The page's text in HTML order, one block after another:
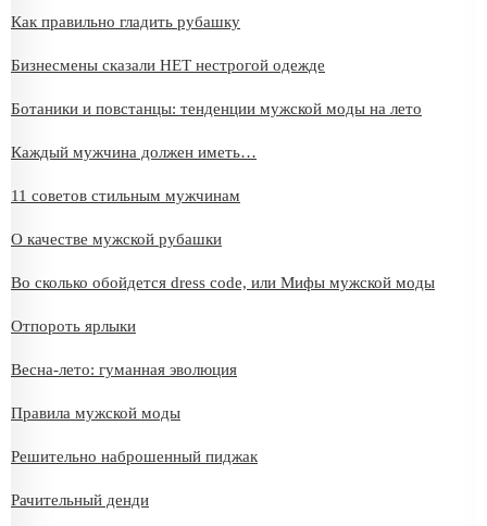
Как правильно гладить рубашку
Бизнесмены сказали НЕТ нестрогой одежде
Ботаники и повстанцы: тенденции мужской моды на лето
Каждый мужчина должен иметь…
11 советов стильным мужчинам
О качестве мужской рубашки
Во сколько обойдется dress code, или Мифы мужской моды
Отпороть ярлыки
Весна-лето: гуманная эволюция
Правила мужской моды
Решительно наброшенный пиджак
Рачительный денди